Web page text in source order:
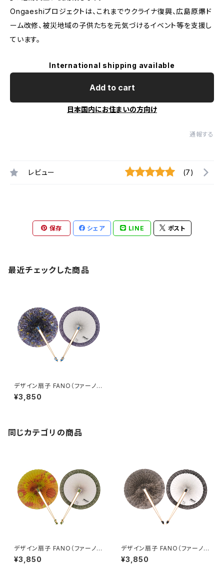
Ongaeshiプロジェクトは、これまでウクライナ復興、広島原爆ド
ーム改修、被災地域の子供たちを元気づけるイベント等を支援し
ています。
International shipping available
Add to cart
日本国内にお住まいの方向け
通報する
レビュー (7)
保存 シェア LINE ポスト
最近チェックした商品
デザイン扇子 FANO（ファーノ）
オンアートバージョン たかしま
ゆきなお
¥3,850
同じカテゴリの商品
デザイン扇子 FANO（ファーノ）
オンアートバージョン 小楠 アキ
コ
¥3,850
デザイン扇子 FANO（ファーノ）
オンアートバージョン Keiko Y
amasaki
¥3,850